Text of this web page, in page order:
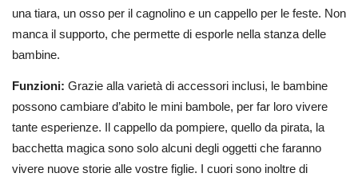
una tiara, un osso per il cagnolino e un cappello per le feste. Non
manca il supporto, che permette di esporle nella stanza delle
bambine.
Funzioni: Grazie alla varietà di accessori inclusi, le bambine
possono cambiare d’abito le mini bambole, per far loro vivere
tante esperienze. Il cappello da pompiere, quello da pirata, la
bacchetta magica sono solo alcuni degli oggetti che faranno
vivere nuove storie alle vostre figlie. I cuori sono inoltre di